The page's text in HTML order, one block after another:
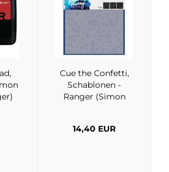
Cue the Confetti,
Schablonen -
Ranger (Simon
14,40 EUR